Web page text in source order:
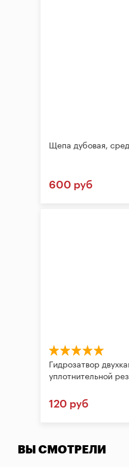
Щепа дубовая,
600 руб
Гидрозатвор
уплотнительной
120 руб
ВЫ СМОТРЕЛИ